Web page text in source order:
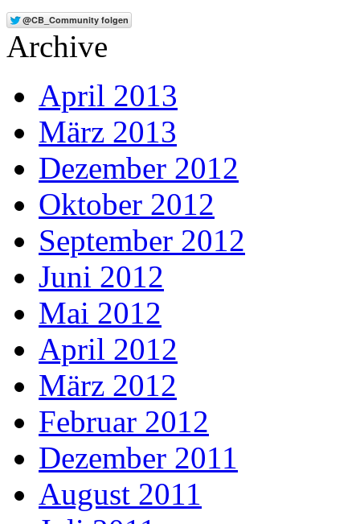
Archive
April 2013
März 2013
Dezember 2012
Oktober 2012
September 2012
Juni 2012
Mai 2012
April 2012
März 2012
Februar 2012
Dezember 2011
August 2011